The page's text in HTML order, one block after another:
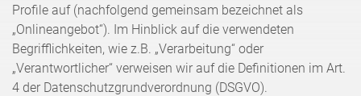
Profile auf (nachfolgend gemeinsam bezeichnet als
„Onlineangebot“). Im Hinblick auf die verwendeten
Begrifflichkeiten, wie z.B. „Verarbeitung“ oder
„Verantwortlicher“ verweisen wir auf die Definitionen im Art.
4 der Datenschutzgrundverordnung (DSGVO).